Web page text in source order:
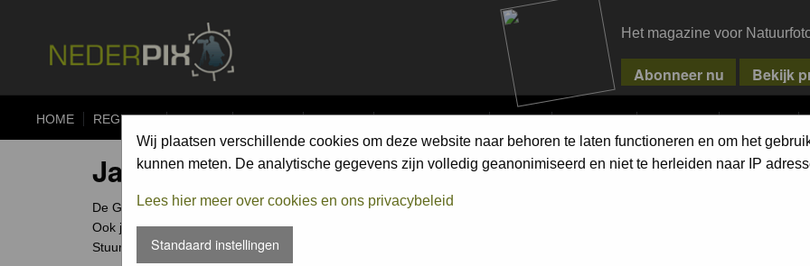
Het magazine voor
HOME REGISTER FORUM UPLOAD ALBUMS COMPETITIONS PIXPAS MAGAZINE WEBSHOP CONTACT
Wij plaatsen verschillende cookies om deze website naar behoren te laten functioneren en om het
kunnen meten. De analytische gegevens zijn volledig geanonimiseerd en niet te herleiden naar IP
Lees hier meer over cookies en ons privacybeleid
Standaard instellingen
Jaarcompetitie
De Groene Camera is een fotowedstrijd voor elke natuurfotograaf uit Nederland en België.
Ook jouw foto archief bevat ongetwijfeld verborgen schatten; foto's waar je trots op bent.
Stuur ze in en wie weet win jij de Groene Camera of een van de vele andere prijzen.